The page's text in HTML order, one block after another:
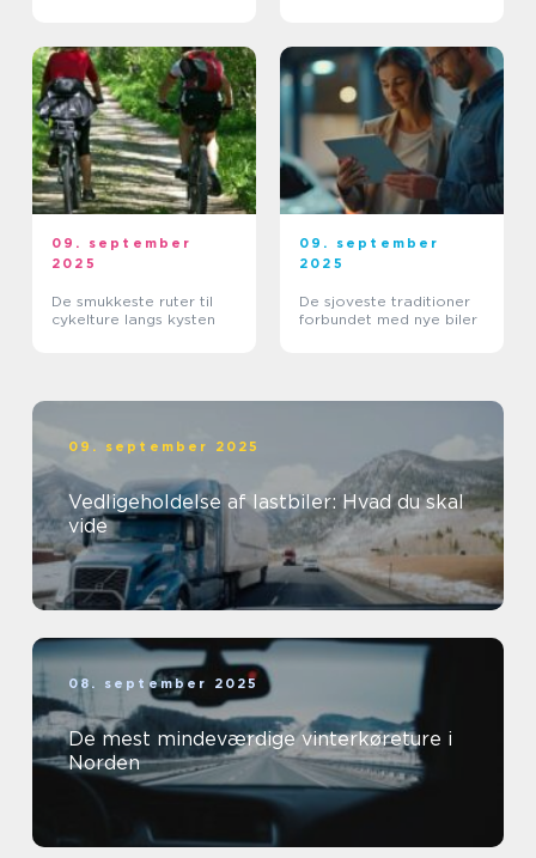
09. september
2025
De smukkeste ruter til
cykelture langs kysten
09. september
2025
De sjoveste traditioner
forbundet med nye biler
09. september 2025
Vedligeholdelse af lastbiler: Hvad du skal
vide
08. september 2025
De mest mindeværdige vinterkøreture i
Norden